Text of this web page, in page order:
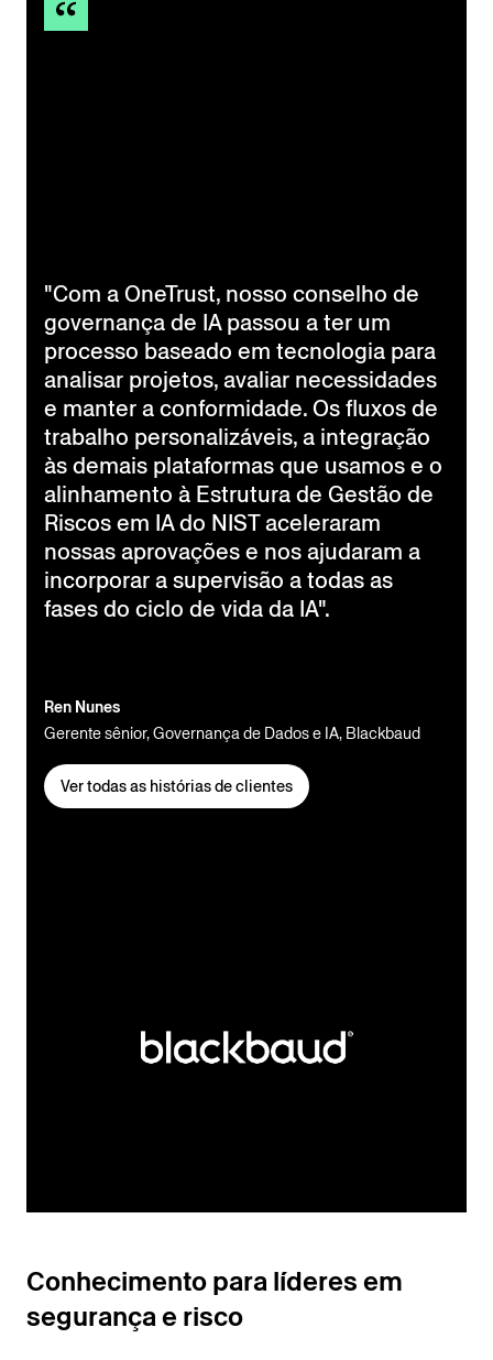
"Com a OneTrust, nosso conselho de
governança de IA passou a ter um
processo baseado em tecnologia para
analisar projetos, avaliar necessidades
e manter a conformidade. Os fluxos de
trabalho personalizáveis, a integração
às demais plataformas que usamos e o
alinhamento à Estrutura de Gestão de
Riscos em IA do NIST aceleraram
nossas aprovações e nos ajudaram a
incorporar a supervisão a todas as
fases do ciclo de vida da IA".
Ren Nunes
Gerente sênior, Governança de Dados e IA, Blackbaud
Ver todas as histórias de clientes
Conhecimento para líderes em
segurança e risco